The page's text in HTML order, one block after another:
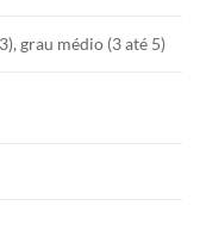
grau médio (3 até 5)